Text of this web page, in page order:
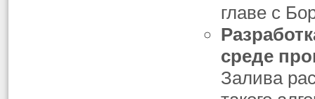
главе с
среде
Залива